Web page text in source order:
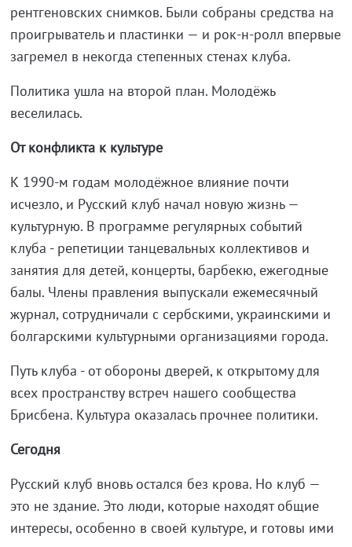
рентгеновских снимков. Были собраны средства на
проигрыватель и пластинки — и рок‑н‑ролл впервые
загремел в некогда степенных стенах клуба.
Политика ушла на второй план. Молодёжь
веселилась.
От конфликта к культуре
К 1990-м годам молодёжное влияние почти
исчезло, и Русский клуб начал новую жизнь —
культурную. В программе регулярных событий
клуба - репетиции танцевальных коллективов и
занятия для детей, концерты, барбекю, ежегодные
балы. Члены правления выпускали ежемесячный
журнал, сотрудничали с сербскими, украинскими и
болгарскими культурными организациями города.
Путь клуба - от обороны дверей, к открытому для
всех пространству встреч нашего сообщества
Брисбена. Культура оказалась прочнее политики.
Сегодня
Русский клуб вновь остался без крова. Но клуб —
это не здание. Это люди, которые находят общие
интересы, особенно в своей культуре, и готовы ими